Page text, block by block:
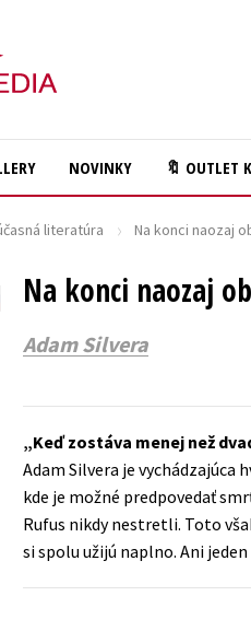
Cestovanie
Darčekové publikácie
Doplnkový sortiment
Ezoterika a duchovný
História a military
Hobby
Humanitné a
NOVINKY 🔖 OUTLET
literatúra Na konci naozaj
Na konci naozaj
Adam Silvera
Keď zostáva menej než
Adam Silvera je
kde je možné predpovedať
Rufus nikdy nestretli. Toto
si spolu užijú naplno. Ani